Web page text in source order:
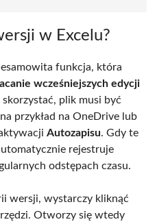
w Excelu?
funkcja, która
wcześniejszych edycji
skorzystać, plik musi być
przykład na OneDrive lub
Autozapisu. Gdy te
rejestruje
odstępach czasu.
wersji, wystarczy kliknąć
Otworzy się wtedy